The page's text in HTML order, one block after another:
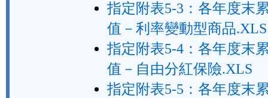
指定附表5-3：各年度末
值－利率變動型商品.XLS
指定附表5-4：各年度末
值－自由分紅保險.XLS
指定附表5-5：各年度末